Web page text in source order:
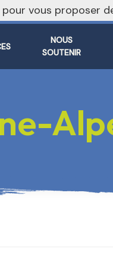
NOUS
SOUTENIR
vous proposer